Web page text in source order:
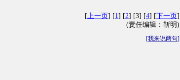
[上一页] [1] [2] [3] [4] [下一页]
(责任编辑：靳明)
[我来说两句]